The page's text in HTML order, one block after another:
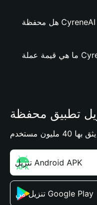
مستخدم
تنزيل Android APK
تنزيل من Google Play